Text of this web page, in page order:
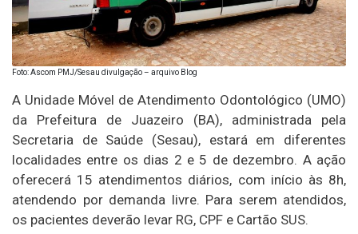
Foto: Ascom PMJ/Sesau divulgação – arquivo Blog
A Unidade Móvel de Atendimento Odontológico (UMO)
da Prefeitura de Juazeiro (BA), administrada pela
Secretaria de Saúde (Sesau), estará em diferentes
localidades entre os dias 2 e 5 de dezembro. A ação
oferecerá 15 atendimentos diários, com início às 8h,
atendendo por demanda livre. Para serem atendidos,
os pacientes deverão levar RG, CPF e Cartão SUS.